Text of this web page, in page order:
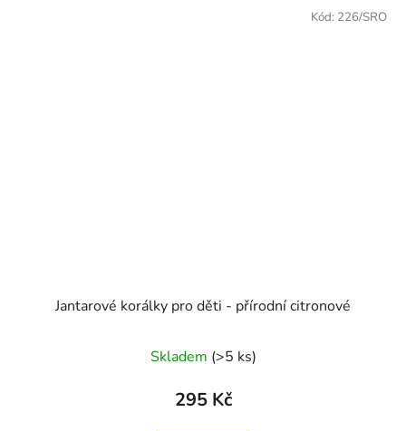
Jantarové korálky pro děti - přírodní citronové
Skladem (>5 ks)
295 Kč
Kód: 226/SRO